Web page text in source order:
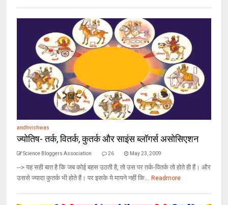
andhvishwas
ज्योतिष- तर्क, वितर्क, कुतर्क और साइंस ब्लॉगर्स असोसिएशन
Science Bloggers Association 26 May 23, 2009
--> यह सही बात है कि जब कोई बहस उठती है, तो उस पर तर्क-वितर्क तो होते ही हैं। और
उससे ज्यादा कुतर्क भी होते हैं। पर इसके ये मायने नहीं कि... Readmore